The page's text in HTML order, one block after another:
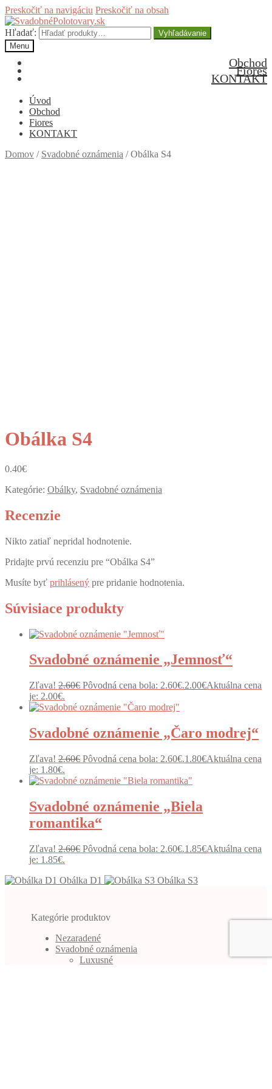
Preskočiť na navigáciu Preskočiť na obsah
Hľadať:
Vyhľadávanie
Menu
Obchod
Fiores
KONTAKT
Úvod
Obchod
Fiores
KONTAKT
Domov / Svadobné oznámenia /Obálka S4
Obálka S4
0.40€
Kategórie: Obálky, Svadobné oznámenia
Recenzie
Nikto zatiaľ nepridal hodnotenie.
Pridajte prvú recenziu pre “Obálka S4”
Musíte byť prihlásený pre pridanie hodnotenia.
Súvisiace produkty
Svadobné oznámenie „Jemnosť“
Zľava! 2.60€ Pôvodná cena bola: 2.60€.2.00€Aktuálna cena
je: 2.00€.
Svadobné oznámenie „Čaro modrej“
Zľava! 2.60€ Pôvodná cena bola: 2.60€.1.80€Aktuálna cena
je: 1.80€.
Svadobné oznámenie „Biela
romantika“
Zľava! 2.60€ Pôvodná cena bola: 2.60€.1.85€Aktuálna cena
je: 1.85€.
Obálka D1
Obálka S3
Kategórie produktov
Nezaradené
Svadobné oznámenia
Luxusné